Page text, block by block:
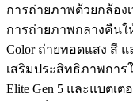
การถ่ายภาพด้วยกล้องเ
การถ่ายภาพกลางคืน
Color ถ่ายทอดแสง สี
เสริมประสิทธิภาพการใ
Elite Gen 5 และแบตเ